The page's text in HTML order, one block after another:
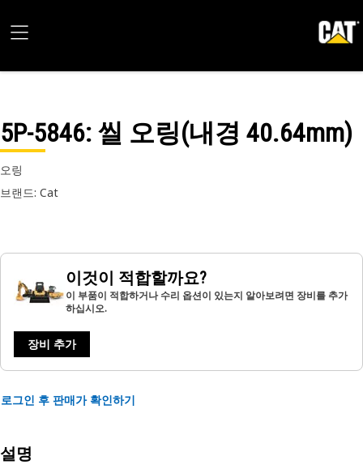
5P-5846: 씰 오링(내경 40.64mm)
오링
브랜드: Cat
이것이 적합할까요?
이 부품이 적합하거나 수리 옵션이 있는지 알아보려면 장비를 추가
하십시오.
장비 추가
로그인 후 판매가 확인하기
설명